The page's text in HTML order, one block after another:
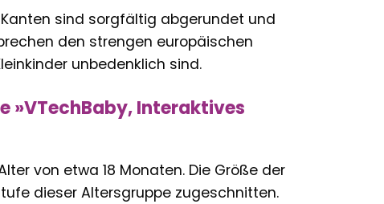
sind sorgfältig abgerundet und
den strengen europäischen
unbedenklich sind.
»VTechBaby, Interaktives
von etwa 18 Monaten. Die Größe der
dieser Altersgruppe zugeschnitten.